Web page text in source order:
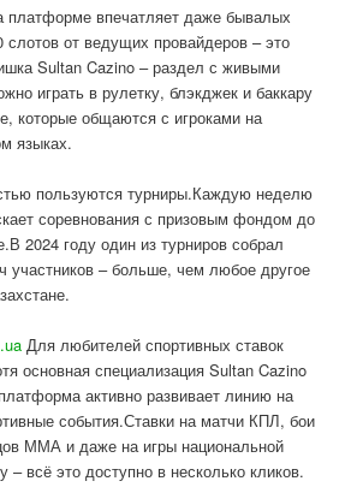
платформе впечатляет даже бывалых
слотов от ведущих провайдеров – это
Sultan Cazino – раздел с живыми
играть в рулетку, блэкджек и баккару
которые общаются с игроками на
языках.
пользуются турниры.Каждую неделю
соревнования с призовым фондом до
2024 году один из турниров собрал
участников – больше, чем любое другое
Для любителей спортивных ставок
основная специализация Sultan Cazino
активно развивает линию на
события.Ставки на матчи КПЛ, бои
ММА и даже на игры национальной
– всё это доступно в несколько кликов.